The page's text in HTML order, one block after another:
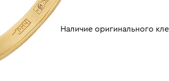
Наличие оригинального